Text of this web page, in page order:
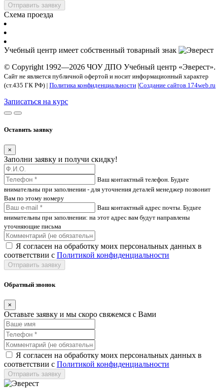
Отправить заявку
Схема проезда
Учебный центр имеет собственный товарный знак
© Copyright 1992—2026 ЧОУ ДПО Учебный центр «Эверест».
Сайт не является публичной офертой и носит информационный характер
(ст.435 ГК РФ) | Политика конфиденциальности |Создание сайтов 174web.ru
Записаться на курс
Оставить заявку
×
Заполни заявку и получи скидку!
Ваш контактный телефон. Будьте
внимательны при заполнении - для уточнения деталей менеджер позвонит
Вам по этому номеру
Ваш контактный адрес почты. Будьте
внимательны при заполнении: на этот адрес вам будут направлены
уточняющие письма
Я согласен на обработку моих персональных данных в
соответствии с Политикой конфиденциальности
Отправить заявку
Обратный звонок
×
Оставьте заявку и мы скоро свяжемся с Вами
Я согласен на обработку моих персональных данных в
соответствии с Политикой конфиденциальности
Отправить заявку